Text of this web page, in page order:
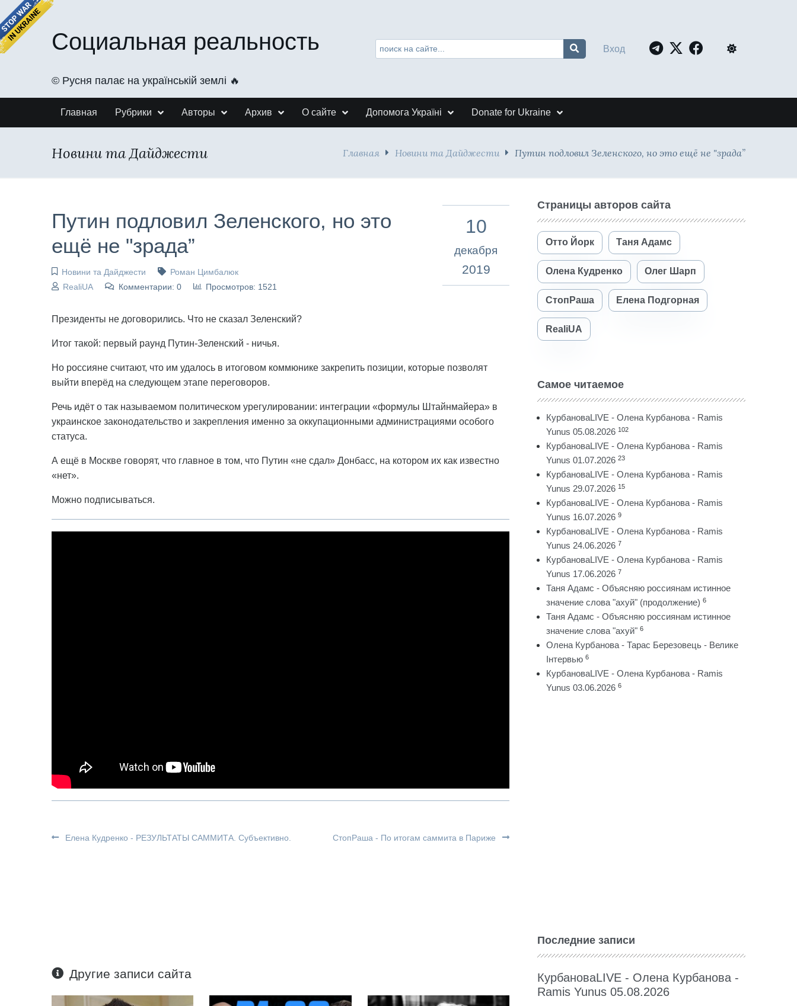
Социальная реальность
©️ Русня палає на українській землі 🔥
Вход
Главная Рубрики Авторы Архив О сайте Допомога Україні Donate for Ukraine
Новини та Дайджести Главная Новини та Дайджести Путин подловил Зеленского, но это ещё не "зрада”
Путин подловил Зеленского, но это
ещё не "зрада”
Новини та Дайджести
Роман Цимбалюк
RealiUA
Комментарии: 0 Просмотров: 1521
10
декабря
2019
Президенты не договорились. Что не сказал Зеленский?
Итог такой: первый раунд Путин-Зеленский - ничья.
Но россияне считают, что им удалось в итоговом коммюнике закрепить позиции, которые позволят
выйти вперёд на следующем этапе переговоров.
Речь идёт о так называемом политическом урегулировании: интеграции «формулы Штайнмайера» в
украинское законодательство и закрепления именно за оккупационными администрациями особого
статуса.
А ещё в Москве говорят, что главное в том, что Путин «не сдал» Донбасс, на котором их как известно
«нет».
Можно подписываться.
Елена Кудренко - РЕЗУЛЬТАТЫ САММИТА. Субъективно. СтопРаша - По итогам саммита в Париже
Другие записи сайта
Страницы авторов сайта
Отто Йорк Таня Адамс
Олена Кудренко Олег Шарп
СтопРаша Елена Подгорная
RealiUA
Самое читаемое
КурбановаLIVE - Олена Курбанова - Ramis
Yunus 05.08.2026 102
КурбановаLIVE - Олена Курбанова - Ramis
Yunus 01.07.2026 23
КурбановаLIVE - Олена Курбанова - Ramis
Yunus 29.07.2026 15
КурбановаLIVE - Олена Курбанова - Ramis
Yunus 16.07.2026 9
КурбановаLIVE - Олена Курбанова - Ramis
Yunus 24.06.2026 7
КурбановаLIVE - Олена Курбанова - Ramis
Yunus 17.06.2026 7
Таня Адамс - Объясняю россиянам истинное
значение слова "ахуй" (продолжение) 6
Таня Адамс - Объясняю россиянам истинное
значение слова "ахуй" 6
Олена Курбанова - Тарас Березовець - Велике
Інтервью 6
КурбановаLIVE - Олена Курбанова - Ramis
Yunus 03.06.2026 6
Последние записи
КурбановаLIVE - Олена Курбанова -
Ramis Yunus 05.08.2026